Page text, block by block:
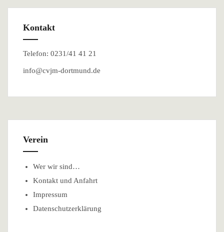
Kontakt
Telefon: 0231/41 41 21
info@cvjm-dortmund.de
Verein
Wer wir sind…
Kontakt und Anfahrt
Impressum
Datenschutzerklärung